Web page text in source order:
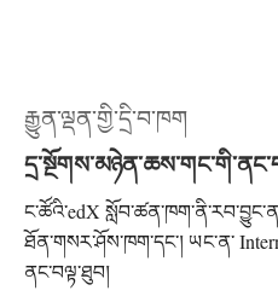
རྒྱུན་ལྡན་གྱི་དྲི་བ་ཁག
ང་ཚོའི་edX
ཐོན་གསར་ཤོས་ཁག་དང་། ཡང་ན་
ནང་བལྟ་ཐུབ།